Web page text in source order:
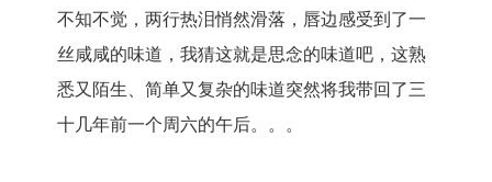
不知不觉，两行热泪悄然滑落，唇边感受到了一
丝咸咸的味道，我猜这就是思念的味道吧，这熟
悉又陌生、简单又复杂的味道突然将我带回了三
十几年前一个周六的午后。。。